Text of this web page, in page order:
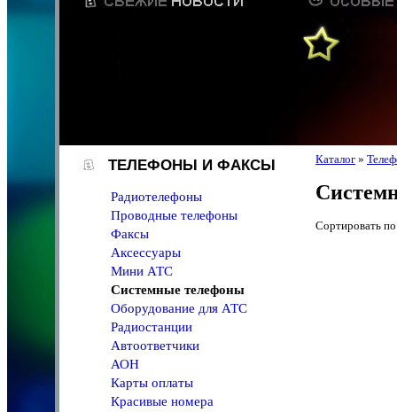
ТЕЛЕФОНЫ И ФАКСЫ
Радиотелефоны
Проводные телефоны
Факсы
Аксессуары
Мини АТС
Системные телефоны
Оборудование для АТС
Радиостанции
Автоответчики
АОН
Карты оплаты
Красивые номера
Каталог »
Сортировать